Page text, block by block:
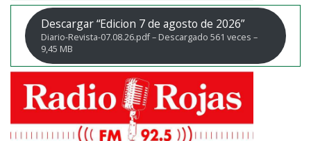
Descargar “Edicion 7 de agosto de 2026”
Diario-Revista-07.08.26.pdf – Descargado 561 veces –
9,45 MB